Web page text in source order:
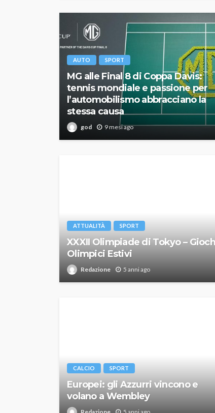
AUTO SPORT
MG alle Final 8 di Coppa Davis:
tennis mondiale e passione per
l’automobilismo abbracciano la
stessa causa
god 9 mesi ago
ATTUALITÀ SPORT
XXXII Olimpiade di Tokyo –
Olimpici Estivi
Redazione 5 anni ago
CALCIO SPORT
Europei: gli Azzurri vincono e
volano a Wembley
Redazione